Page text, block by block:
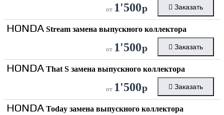
от 1'500р Заказать
HONDA Stream замена выпускного коллектора
от 1'500р Заказать
HONDA That S замена выпускного коллектора
от 1'500р Заказать
HONDA Today замена выпускного коллектора